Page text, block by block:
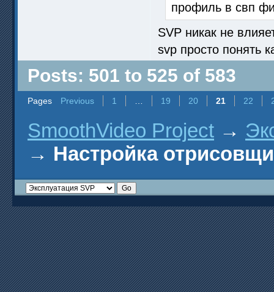
профиль в свп
SVP никак не
svp просто понять
Posts: 501 to 525 of 583
Pages Previous 1 19 20 21 22
SmoothVideo Project →
→ Настройка